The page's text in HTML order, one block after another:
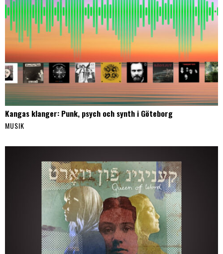
Kangas klanger: Punk, psych och synth i Göteborg
MUSIK